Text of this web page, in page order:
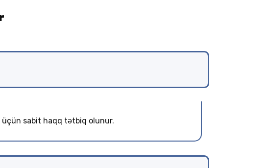
üçün sabit haqq tətbiq olunur.